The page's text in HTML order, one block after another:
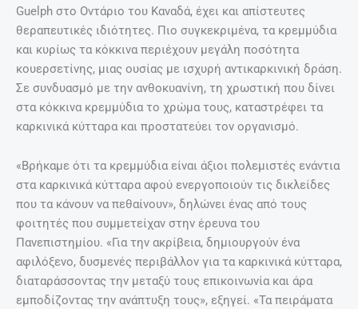
Guelph στο Oντάριο του Καναδά, έχει και απίστευτες
θεραπευτικές ιδιότητες. Πιο συγκεκριμένα, τα κρεμμύδια
και κυρίως τα κόκκινα περιέχουν μεγάλη ποσότητα
κουερσετίνης, μιας ουσίας με ισχυρή αντικαρκινική δράση.
Σε συνδυασμό με την ανθοκυανίνη, τη χρωστική που δίνει
στα κόκκινα κρεμμύδια το χρώμα τους, καταστρέφει τα
καρκινικά κύτταρα και προστατεύει τον οργανισμό.
«Βρήκαμε ότι τα κρεμμύδια είναι άξιοι πολεμιστές ενάντια
στα καρκινικά κύτταρα αφού ενεργοποιούν τις δικλείδες
που τα κάνουν να πεθαίνουν», δηλώνει ένας από τους
φοιτητές που συμμετείχαν στην έρευνα του
Πανεπιστημίου. «Για την ακρίβεια, δημιουργούν ένα
αφιλόξενο, δυσμενές περιβάλλον για τα καρκινικά κύτταρα,
διαταράσσοντας την μεταξύ τους επικοινωνία και άρα
εμποδίζοντας την ανάπτυξη τους», εξηγεί. «Τα πειράματα